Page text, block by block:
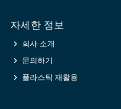
information
자세한 정보
회사 소개
문의하기
플라스틱 재활용